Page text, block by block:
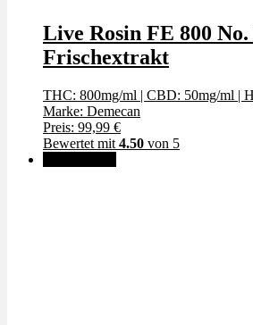
Live Rosin FE 800 No.
Frischextrakt
THC: 800mg/ml | CBD: 50mg/ml |
Marke: Demecan
Preis: 99,99 €
Bewertet mit 4.50 von 5